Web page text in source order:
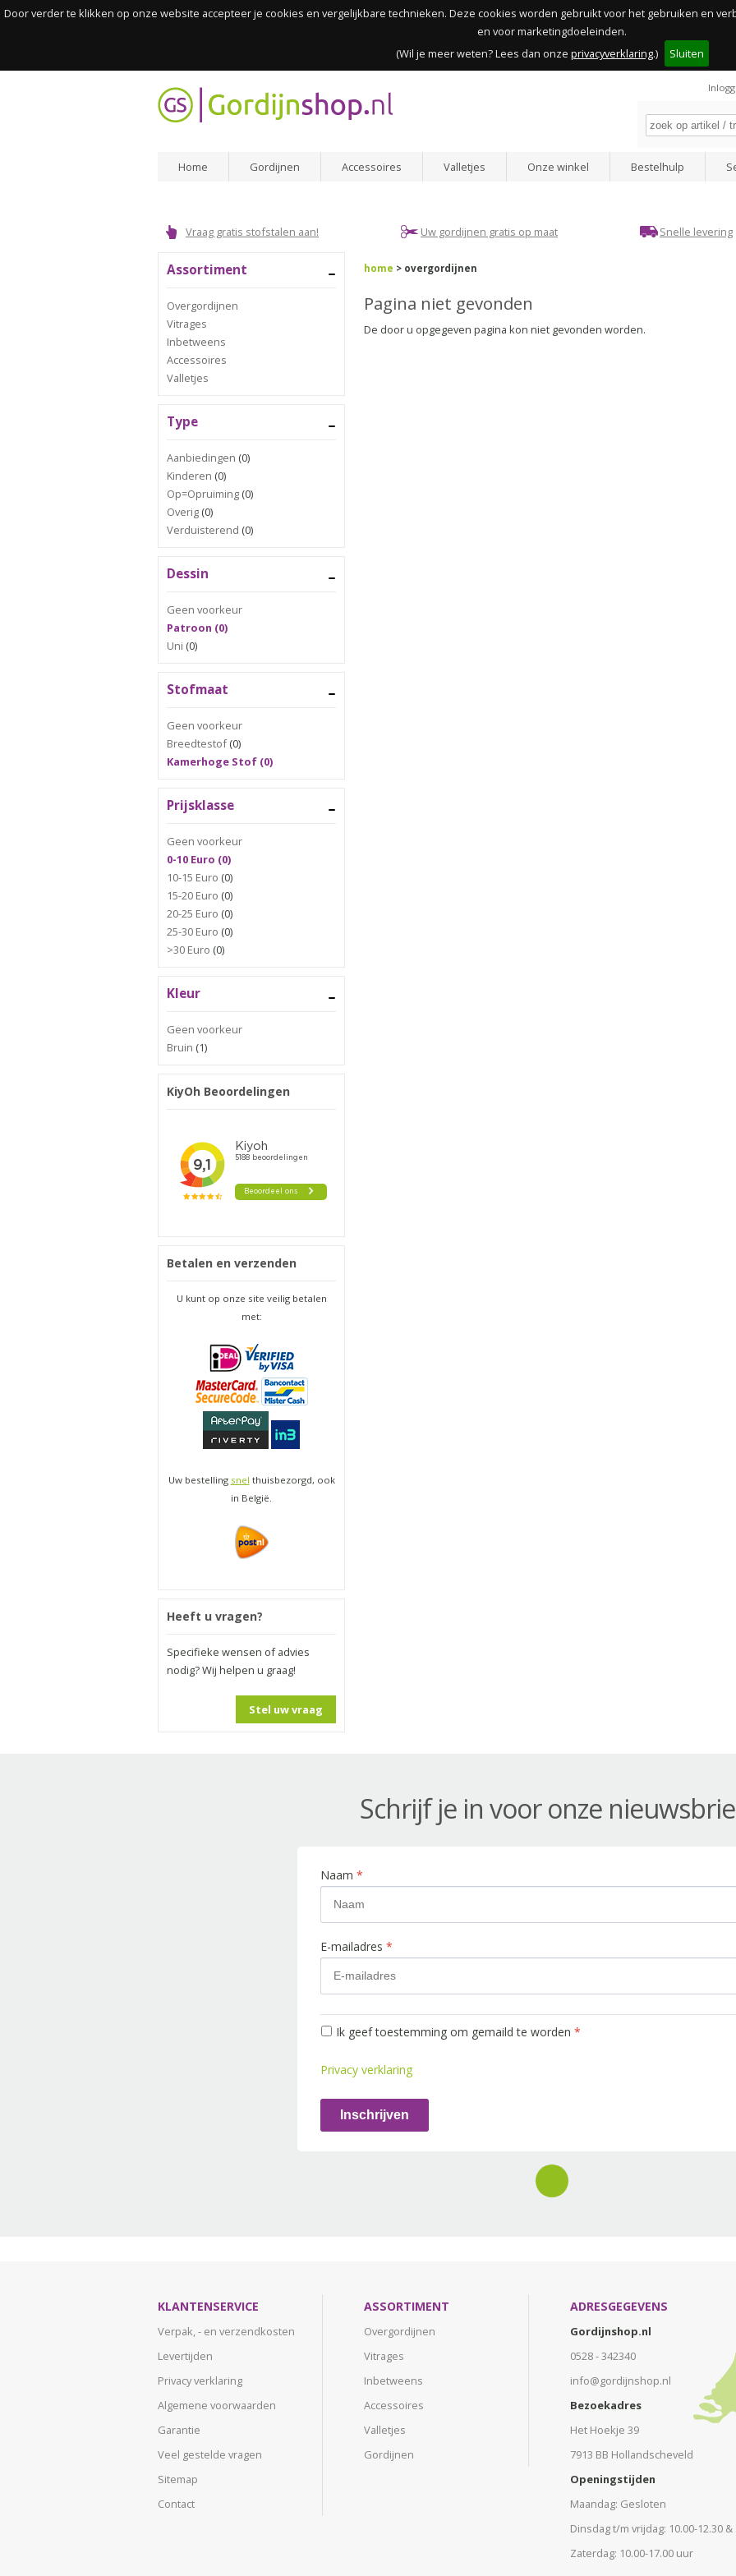
Door verder te klikken op onze website accepteer je cookies en vergelijkbare technieken. Deze cookies worden gebruikt voor het gebruiken en
en voor marketingdoeleinden.
(Wil je meer weten? Lees dan onze privacyverklaring.) Sluiten
Home Gordijnen Accessoires Valletjes Onze winkel Bestelhulp
Vraag gratis stofstalen aan! Uw gordijnen gratis op maat Snelle levering
Assortiment
Overgordijnen
Vitrages
Inbetweens
Accessoires
Valletjes
Type
Aanbiedingen (0)
Kinderen (0)
Op=Opruiming (0)
Overig (0)
Verduisterend (0)
Dessin
Geen voorkeur
Patroon (0)
Uni (0)
Stofmaat
Geen voorkeur
Breedtestof(0)
Kamerhoge Stof (0)
Prijsklasse
Geen voorkeur
0-10 Euro (0)
10-15 Euro (0)
15-20 Euro (0)
20-25 Euro (0)
25-30 Euro (0)
>30 Euro (0)
Kleur
Geen voorkeur
Bruin (1)
KiyOh Beoordelingen
Betalen en verzenden
U kunt op onze site veilig betalen
met:
Uw bestelling snel thuisbezorgd, ook
in België.
Heeft u vragen?
Specifieke wensen of advies
nodig? Wij helpen u graag!
Stel uw vraag
home > overgordijnen
Pagina niet gevonden
De door u opgegeven pagina kon niet gevonden worden.
Schrijf je in voor onze
Naam *
E-mailadres *
Ik geef toestemming om gemaild te worden *
Privacy verklaring
Inschrijven
KLANTENSERVICE
Verpak, - en verzendkosten
Levertijden
Privacy verklaring
Algemene voorwaarden
Garantie
Veel gestelde vragen
Sitemap
Contact
ASSORTIMENT
Overgordijnen
Vitrages
Inbetweens
Accessoires
Valletjes
Gordijnen
ADRESGEGEVENS
Gordijnshop.nl
0528 - 342340
info@gordijnshop.nl
Bezoekadres
Het Hoekje 39
7913 BB Hollandscheveld
Openingstijden
Maandag: Gesloten
Dinsdag t/m vrijdag: 10.00-12.30
Zaterdag: 10.00-17.00 uur